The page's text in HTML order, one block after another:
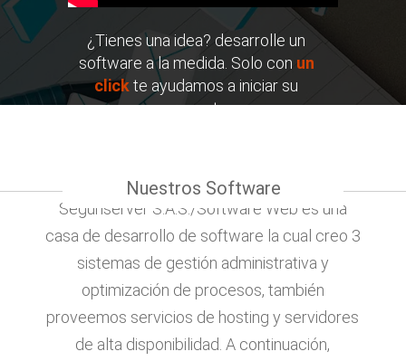
¿Tienes una idea? desarrolle un
software a la medida. Solo con un
clickte ayudamos a iniciar su
proyecto.
Nuestros Software
Seguriserver S.A.S./Software Web es una
casa de desarrollo de software la cual creo 3
sistemas de gestión administrativa y
optimización de procesos, también
proveemos servicios de hosting y servidores
de alta disponibilidad. A continuación,